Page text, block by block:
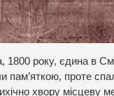
1800 року, єдина в
пам’яткою, проте
хвору місцеву